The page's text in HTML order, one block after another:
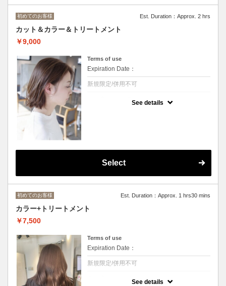
初めてのお客様 Est. Duration：Approx. 2 hrs
カット＆カラー＆トリートメント
￥9,000
Terms of use
Expiration Date：
新規限定/併用不可
See details
Select
初めてのお客様 Est. Duration：Approx. 1 hrs30 mins
カラー+トリートメント
￥7,500
Terms of use
Expiration Date：
新規限定/併用不可
See details